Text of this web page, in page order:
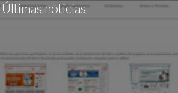
Últimas noticias